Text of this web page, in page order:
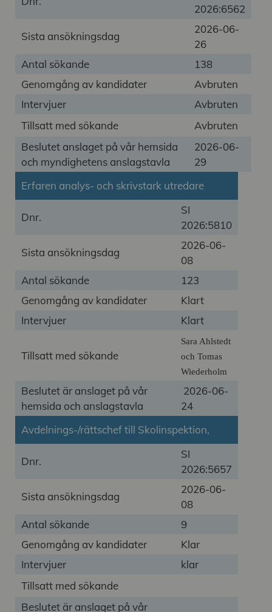
2026:6562
Sista ansökningsdag
2026-06-
26
Antal sökande
138
Genomgång av kandidater
Avbruten
Intervjuer
Avbruten
Tillsatt med sökande
Avbruten
Beslutet anslaget på vår hemsida
och myndighetens anslagstavla
2026-06-
29
Erfaren analys- och skrivstark utredare
Dnr.
SI
2026:5810
Sista ansökningsdag
2026-06-
08
Antal sökande
123
Genomgång av kandidater
Klart
Intervjuer
Klart
Tillsatt med sökande
Sara Ahlstedt
och Tomas
Wiederholm
Beslutet är anslaget på vår
hemsida och anslagstavla
2026-06-
24
Avdelnings-/rättschef till Skolinspektion,
Dnr.
SI
2026:5657
Sista ansökningsdag
2026-06-
08
Antal sökande
9
Genomgång av kandidater
Klar
Intervjuer
klar
Tillsatt med sökande
Beslutet är anslaget på vår